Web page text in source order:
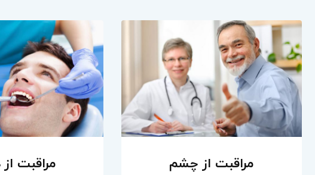
مراقبت از چشم مراقبت